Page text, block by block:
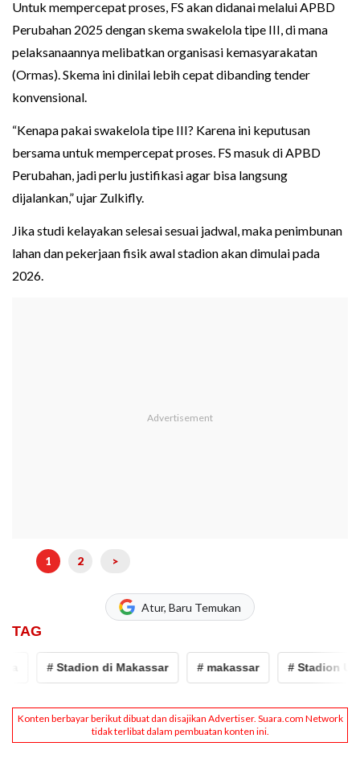
Untuk mempercepat proses, FS akan didanai melalui APBD
Perubahan 2025 dengan skema swakelola tipe III, di mana
pelaksanaannya melibatkan organisasi kemasyarakatan
(Ormas). Skema ini dinilai lebih cepat dibanding tender
konvensional.
“Kenapa pakai swakelola tipe III? Karena ini keputusan
bersama untuk mempercepat proses. FS masuk di APBD
Perubahan, jadi perlu justifikasi agar bisa langsung
dijalankan,” ujar Zulkifly.
Jika studi kelayakan selesai sesuai jadwal, maka penimbunan
lahan dan pekerjaan fisik awal stadion akan dimulai pada
2026.
1 2 >
Atur, Baru Temukan
TAG
# Stadion di Makassar # makassar # Stadion Untia